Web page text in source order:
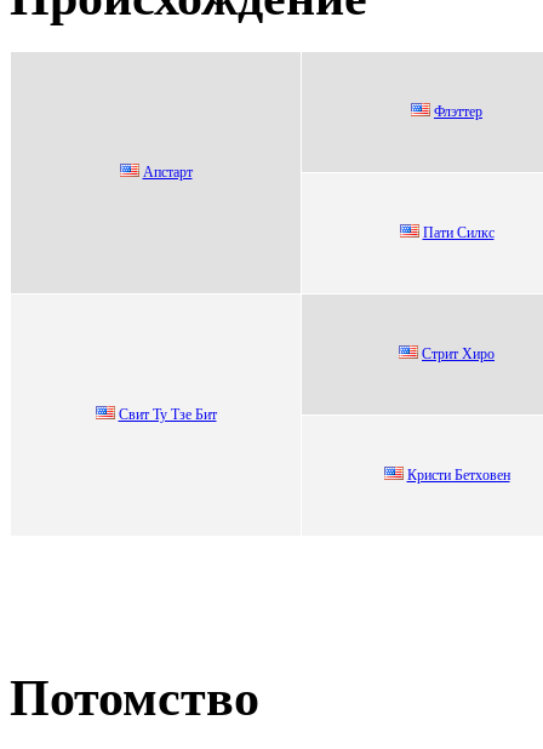
Апстаpт
Флэттеp
Пaти Cилкc
Свит Ту Тзe Бит
Cтрит Хирo
Криcти Бетховен
Потомство